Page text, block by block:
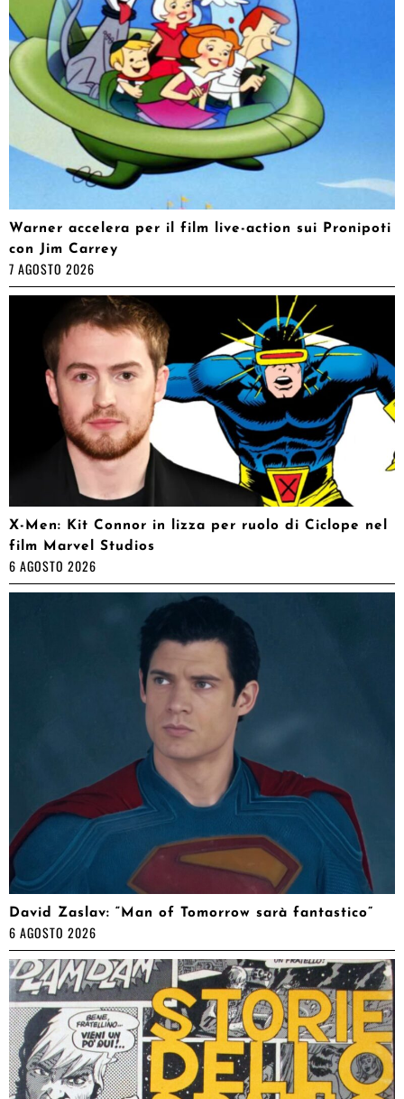
Warner accelera per il film live-action sui Pronipoti
con Jim Carrey
7 AGOSTO 2026
X-Men: Kit Connor in lizza per ruolo di Ciclope nel
film Marvel Studios
6 AGOSTO 2026
David Zaslav: “Man of Tomorrow sarà fantastico”
6 AGOSTO 2026